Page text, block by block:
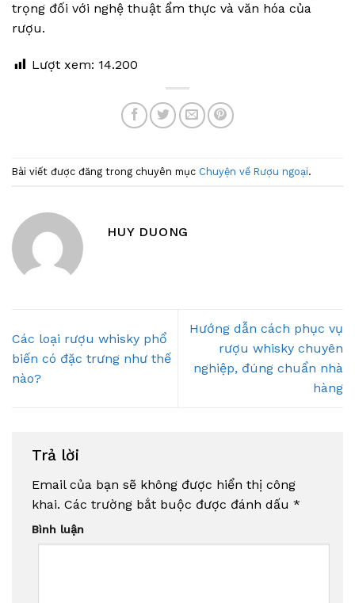
trọng đối với nghệ thuật ẩm thực và văn hóa của
rượu.
Lượt xem: 14.200
Bài viết được đăng trong chuyên mục Chuyện về Rượu ngoại.
HUY DUONG
Các loại rượu whisky phổ
biến có đặc trưng như thế
nào?
Hướng dẫn cách phục vụ
rượu whisky chuyên
nghiệp, đúng chuẩn nhà
hàng
Trả lời
Email của bạn sẽ không được hiển thị công
khai. Các trường bắt buộc được đánh dấu *
Bình luận